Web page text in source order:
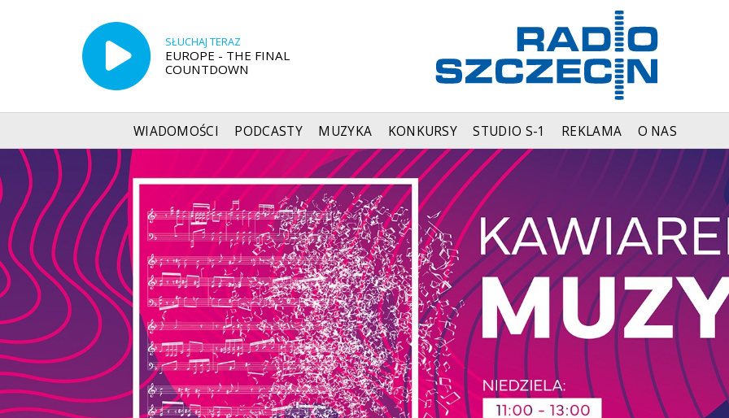
SŁUCHAJ TERAZ
EUROPE - THE FINAL
COUNTDOWN
WIADOMOŚCI PODCASTY MUZYKA KONKURSY STUDIO S-1 REKLAMA O NAS